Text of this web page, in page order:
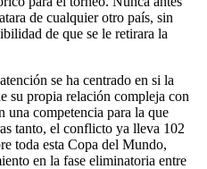
de cualquier otro país, sin
de que se le retirara la
se ha centrado en si la
su propia relación compleja con
una competencia para la que
tanto, el conflicto ya lleva 102
toda esta Copa del Mundo,
en la fase eliminatoria entre